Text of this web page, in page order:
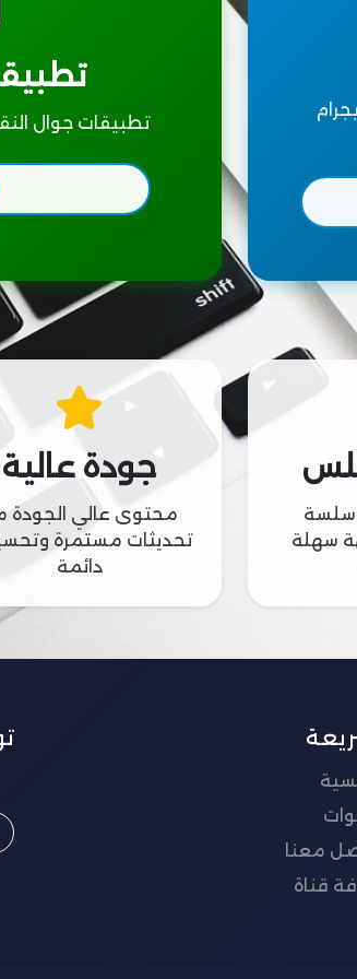
تطبيقات جوال
سلسة
سهلة
جودة عالية
محتوى عالي الجودة
تحديثات مستمرة
دائمة
معنا
قناة